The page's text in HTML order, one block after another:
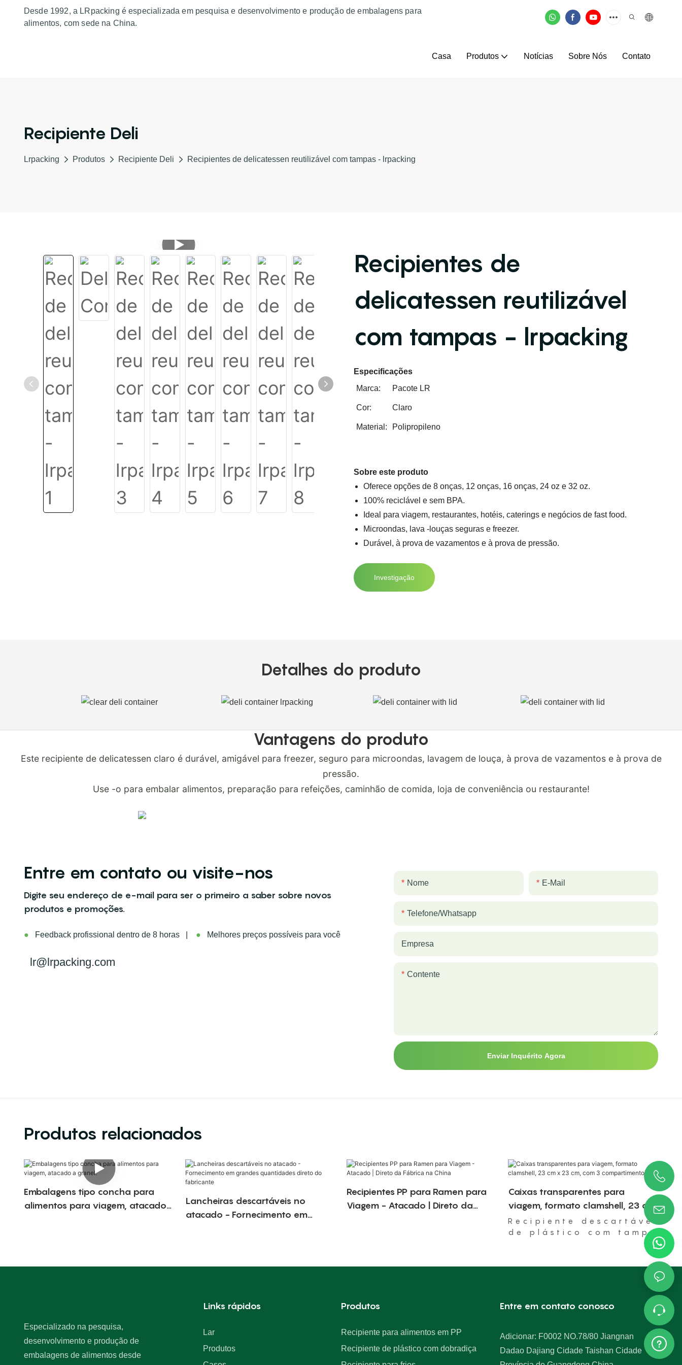
Desde 1992, a LRpacking é especializada em pesquisa e desenvolvimento e produção de embalagens para
alimentos, com sede na China.
Casa Produtos Notícias Sobre Nós Contato
Recipiente Deli
Lrpacking Produtos Recipiente Deli Recipientes de delicatessen reutilizável com tampas - lrpacking
Recipientes de
delicatessen reutilizável
com tampas - lrpacking
Especificações
Marca:
Pacote LR
Cor: Claro
Material: Polipropileno
Sobre este produto
Oferece opções de 8 onças, 12 onças, 16 onças, 24 oz e 32 oz.
100% reciclável e sem BPA.
Ideal para viagem, restaurantes, hotéis, caterings e negócios de fast food.
Microondas, lava -louças seguras e freezer.
Durável, à prova de vazamentos e à prova de pressão.
Investigação
Detalhes do produto
Vantagens do produto
Este recipiente de delicatessen claro é durável, amigável para freezer, seguro para microondas, lavagem de louça, à prova de vazamentos e à prova de
pressão.
Use -o para embalar alimentos, preparação para refeições, caminhão de comida, loja de conveniência ou restaurante!
Entre em contato ou visite-nos
Digite seu endereço de e-mail para ser o primeiro a saber sobre novos
produtos e promoções.
● Feedback profissional dentro de 8 horas | ● Melhores preços possíveis para você
lr@lrpacking.com
Nome E-Mail
Telefone/whatsapp
Empresa
Contente
Enviar Inquérito Agora
Produtos relacionados
Embalagens tipo concha para
alimentos para viagem, atacado
Lancheiras descartáveis ​​no
atacado - Fornecimento em
Recipientes PP para Ramen para
Viagem - Atacado | Direto da
Caixas transparentes para
viagem, formato clamshell, 23 cm
x 23 cm, com 3 compartimentos.
Recipiente descartável
de plástico com tampa
Especializado na pesquisa,
desenvolvimento e produção de
embalagens de alimentos desde
Links rápidos
Lar
Produtos
Produtos
Recipiente para alimentos em PP
Recipiente de plástico com dobradiça
Entre em contato conosco
Adicionar: F0002 NO.78/80 Jiangnan
Dadao Dajiang Cidade Taishan Cidade